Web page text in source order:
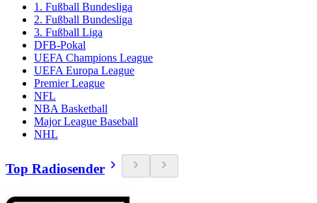
1. Fußball Bundesliga
2. Fußball Bundesliga
3. Fußball Liga
DFB-Pokal
UEFA Champions League
UEFA Europa League
Premier League
NFL
NBA Basketball
Major League Baseball
NHL
Top Radiosender